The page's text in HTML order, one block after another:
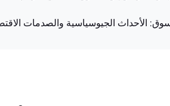
الأحداث الجيوسياسية والصدمات